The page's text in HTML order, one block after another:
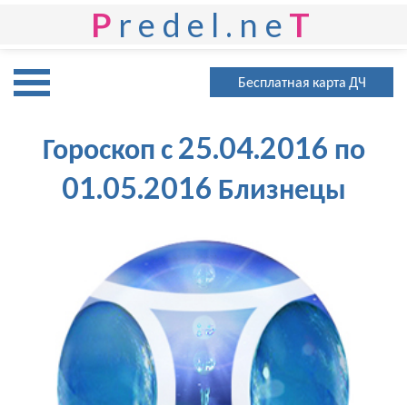
P redel.ne T
Бесплатная карта ДЧ
Гороскоп с 25.04.2016 по
01.05.2016 Близнецы